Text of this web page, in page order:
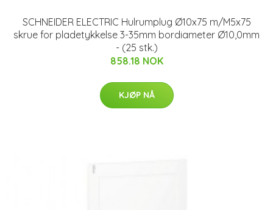
SCHNEIDER ELECTRIC Hulrumplug Ø10x75 m/M5x75
skrue for pladetykkelse 3-35mm bordiameter Ø10,0mm
- (25 stk.)
858.18 NOK
KJØP NÅ